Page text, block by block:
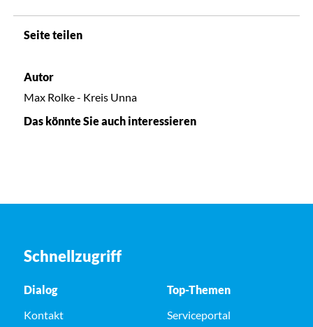
Seite teilen
Autor
Max Rolke - Kreis Unna
Das könnte Sie auch interessieren
Schnellzugriff
Dialog
Kontakt
Top-Themen
Serviceportal